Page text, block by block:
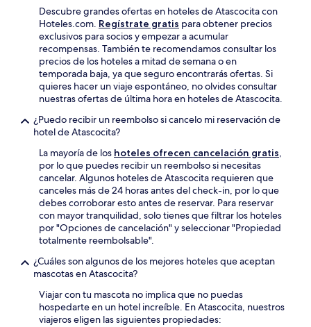
Descubre grandes ofertas en hoteles de Atascocita con
Hoteles.com. Regístrate gratis para obtener precios
exclusivos para socios y empezar a acumular
recompensas. También te recomendamos consultar los
precios de los hoteles a mitad de semana o en
temporada baja, ya que seguro encontrarás ofertas. Si
quieres hacer un viaje espontáneo, no olvides consultar
nuestras ofertas de última hora en hoteles de Atascocita.
¿Puedo recibir un reembolso si cancelo mi reservación de
hotel de Atascocita?
La mayoría de los hoteles ofrecen cancelación gratis,
por lo que puedes recibir un reembolso si necesitas
cancelar. Algunos hoteles de Atascocita requieren que
canceles más de 24 horas antes del check-in, por lo que
debes corroborar esto antes de reservar. Para reservar
con mayor tranquilidad, solo tienes que filtrar los hoteles
por "Opciones de cancelación" y seleccionar "Propiedad
totalmente reembolsable".
¿Cuáles son algunos de los mejores hoteles que aceptan
mascotas en Atascocita?
Viajar con tu mascota no implica que no puedas
hospedarte en un hotel increíble. En Atascocita, nuestros
viajeros eligen las siguientes propiedades: